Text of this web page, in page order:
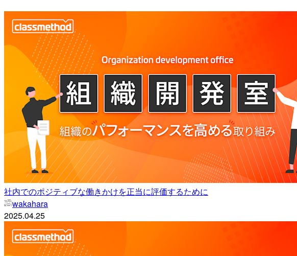
社内でのポジティブな働きかけを正当に評価するために
wakahara
2025.04.25